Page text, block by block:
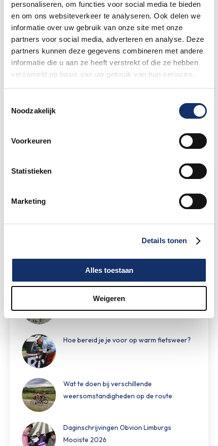
personaliseren, om functies voor social media te bieden
en om ons websiteverkeer te analyseren. Ook delen we
informatie over uw gebruik van onze site met onze
partners voor social media, adverteren en analyse. Deze
partners kunnen deze gegevens combineren met andere
informatie die u aan ze heeft verstrekt of die ze hebben
verzameld op basis van uw gebruik van hun services.
Noodzakelijk
Voorkeuren
Statistieken
Marketing
Details tonen
Alles toestaan
Weigeren
Nieuw betaalsysteem op het
festivalterrein
27 mei 2026
Sportograf is er weer bij om jouw mooiste
Speciale damestoiletten van Fons Bikes
tijdens Obvion Limburgs Mooiste
Hoe bereid je je voor op warm fietsweer?
Wat te doen bij verschillende
weersomstandigheden op de route
Daginschrijvingen Obvion Limburgs
Mooiste 2026